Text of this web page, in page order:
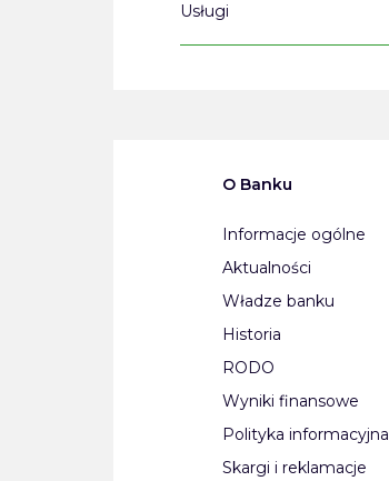
Usługi
O Banku
Informacje ogólne
Aktualności
Władze banku
Historia
RODO
Wyniki finansowe
Polityka informacyjna
Skargi i reklamacje